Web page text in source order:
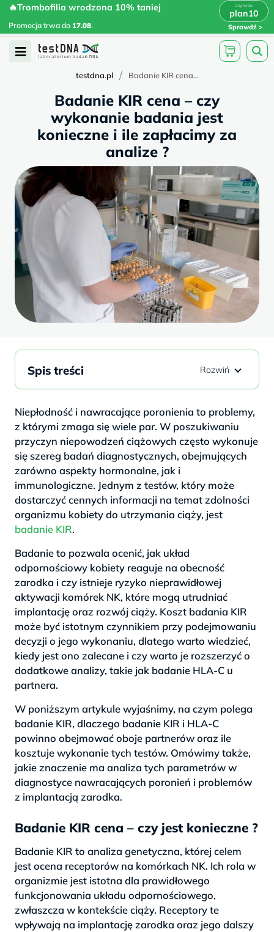
Skip
content
🔥Trombofilia wrodzona 10% taniej
Promocja trwa do 17.08.
plan10
Sprawdź
🔥Trombofilia wrodzona 10% taniej
plan10 x
Open
testdna.pl / Badanie KIR cena...
Badanie KIR cena – czy
wykonanie badania jest
konieczne i ile zapłacimy za
analize ?
Niepłodność i nawracające poronienia to problemy,
z którymi zmaga się wiele par. W poszukiwaniu
przyczyn niepowodzeń ciążowych często wykonuje
się szereg badań diagnostycznych, obejmujących
zarówno aspekty hormonalne, jak i
immunologiczne. Jednym z testów, który może
dostarczyć cennych informacji na temat zdolności
organizmu kobiety do utrzymania ciąży, jest
badanie KIR.
Badanie to pozwala ocenić, jak układ
odpornościowy kobiety reaguje na obecność
zarodka i czy istnieje ryzyko nieprawidłowej
aktywacji komórek NK, które mogą utrudniać
implantację oraz rozwój ciąży. Koszt badania KIR
może być istotnym czynnikiem przy podejmowaniu
decyzji o jego wykonaniu, dlatego warto wiedzieć,
kiedy jest ono zalecane i czy warto je rozszerzyć o
dodatkowe analizy, takie jak badanie HLA-C u
partnera.
W poniższym artykule wyjaśnimy, na czym polega
badanie KIR, dlaczego badanie KIR i HLA-C
powinno obejmować oboje partnerów oraz ile
kosztuje wykonanie tych testów. Omówimy także,
jakie znaczenie ma analiza tych parametrów w
diagnostyce nawracających poronień i problemów
z implantacją zarodka.
Badanie KIR cena – czy jest konieczne ?
Badanie KIR to analiza genetyczna, której celem
jest ocena receptorów na komórkach NK. Ich rola w
organizmie jest istotna dla prawidłowego
funkcjonowania układu odpornościowego,
zwłaszcza w kontekście ciąży. Receptory te
wpływają na implantację zarodka oraz jego dalszy
Spis treści